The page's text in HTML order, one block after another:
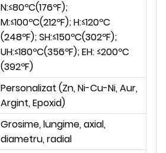
N:≤80ºC(176ºF);
M:≤100ºC(212ºF); H:≤120ºC
(248ºF); SH:≤150ºC(302ºF);
UH:≤180ºC(356ºF); EH: ≤200ºC
(392ºF)
Personalizat (Zn, Ni-Cu-Ni, Aur,
Argint, Epoxid)
Grosime, lungime, axial,
diametru, radial